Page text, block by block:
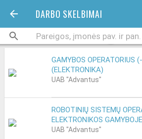
DARBO SKELBIMAI
GAMYBOS OPERATORIUS
(ELEKTRONIKA)
UAB "Advantus"
ROBOTINIŲ SISTEMŲ
ELEKTRONIKOS GAMYBOJE
UAB "Advantus"